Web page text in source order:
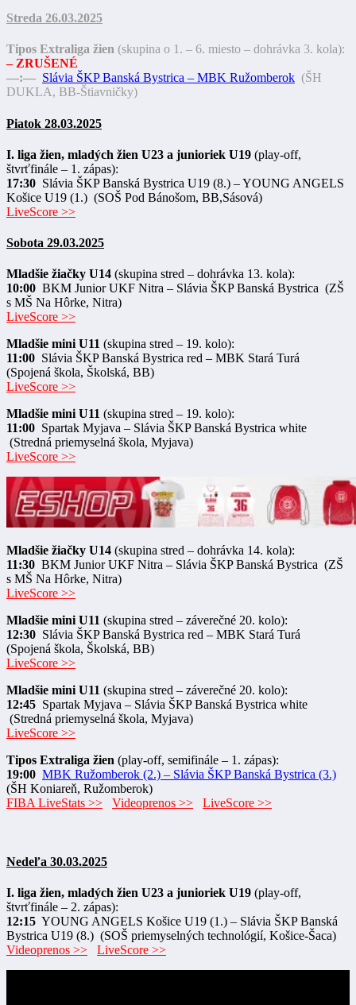
Streda 26.03.2025
Tipos Extraliga žien (skupina o 1. – 6. miesto – dohrávka 3. kola):
– ZRUŠENÉ
––:–– Slávia ŠKP Banská Bystrica – MBK Ružomberok (ŠH
DUKLA, BB-Štiavničky)
Piatok 28.03.2025
I. liga žien, mladých žien U23 a junioriek U19 (play-off,
štvrťfinále – 1. zápas):
17:30 Slávia ŠKP Banská Bystrica U19 (8.) – YOUNG ANGELS
Košice U19 (1.) (SOŠ Pod Bánošom, BB,Sásová)
LiveScore >>
Sobota 29.03.2025
Mladšie žiačky U14 (skupina stred – dohrávka 13. kola):
10:00 BKM Junior UKF Nitra – Slávia ŠKP Banská Bystrica (ZŠ
s MŠ Na Hôrke, Nitra)
LiveScore >>
Mladšie mini U11 (skupina stred – 19. kolo):
11:00 Slávia ŠKP Banská Bystrica red – MBK Stará Turá
(Spojená škola, Školská, BB)
LiveScore >>
Mladšie mini U11 (skupina stred – 19. kolo):
11:00 Spartak Myjava – Slávia ŠKP Banská Bystrica white
(Stredná priemyselná škola, Myjava)
LiveScore >>
Mladšie žiačky U14 (skupina stred – dohrávka 14. kola):
11:30 BKM Junior UKF Nitra – Slávia ŠKP Banská Bystrica (ZŠ
s MŠ Na Hôrke, Nitra)
LiveScore >>
Mladšie mini U11 (skupina stred – záverečné 20. kolo):
12:30 Slávia ŠKP Banská Bystrica red – MBK Stará Turá
(Spojená škola, Školská, BB)
LiveScore >>
Mladšie mini U11 (skupina stred – záverečné 20. kolo):
12:45 Spartak Myjava – Slávia ŠKP Banská Bystrica white
(Stredná priemyselná škola, Myjava)
LiveScore >>
Tipos Extraliga žien (play-off, semifinále – 1. zápas):
19:00 MBK Ružomberok (2.) – Slávia ŠKP Banská Bystrica (3.)
(ŠH Koniareň, Ružomberok)
FIBA LiveStats >>
Videoprenos >> LiveScore >>
Nedeľa 30.03.2025
I. liga žien, mladých žien U23 a junioriek U19 (play-off,
štvrťfinále – 2. zápas):
12:15 YOUNG ANGELS Košice U19 (1.) – Slávia ŠKP Banská
Bystrica U19 (8.) (SOŠ priemyselných technológií, Košice-Šaca)
Videoprenos >>
LiveScore >>